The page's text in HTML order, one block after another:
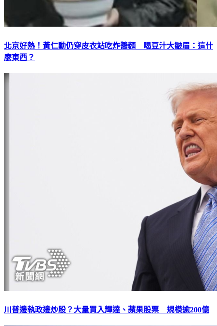
北京好熱！黃仁勳仍穿皮衣站吃炸醬麵 喝豆汁大皺眉：這什
麼東西？
川普邊執政邊炒股？大量買入輝達、蘋果股票 規模逾200億